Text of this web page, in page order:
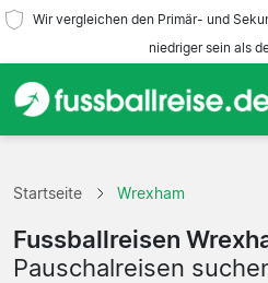
Wir vergleichen den Primär- und
niedriger sein als
Mannschaften
Ligen
Startseite Wrexham
Fussballreisen
Pauschalreisen